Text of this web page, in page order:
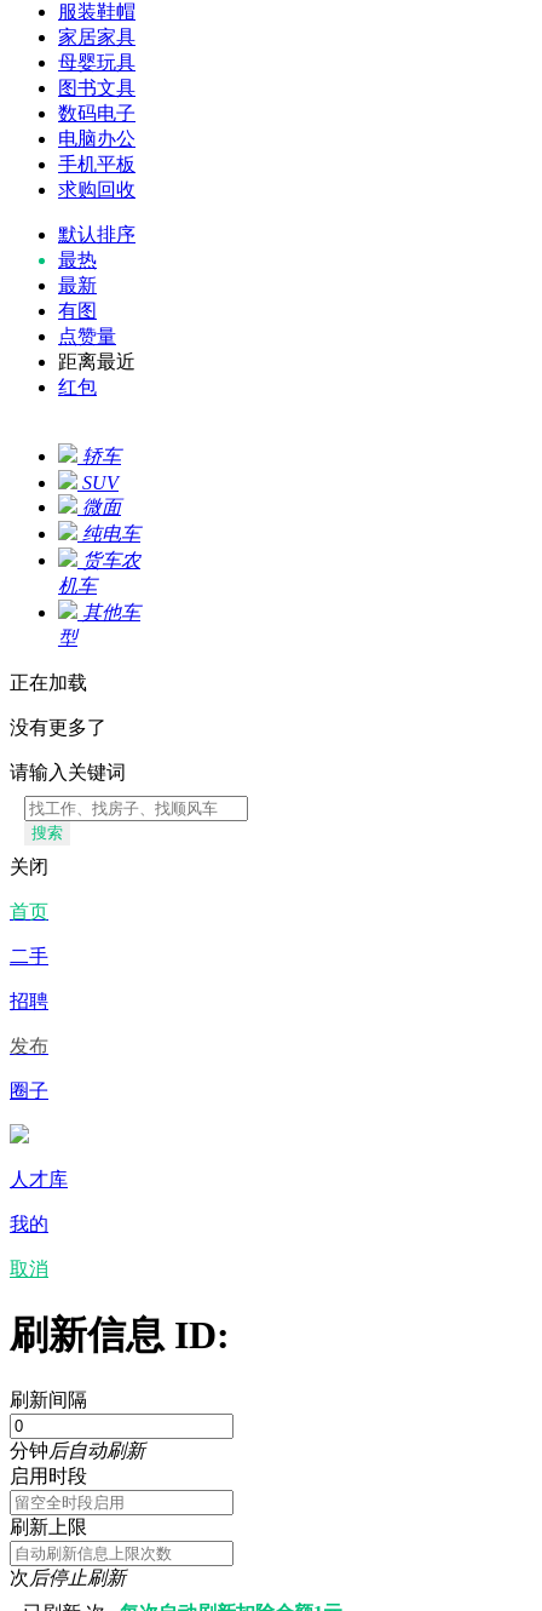
服装鞋帽
家居家具
母婴玩具
图书文具
数码电子
电脑办公
手机平板
求购回收
默认排序
最热
最新
有图
点赞量
距离最近
红包
轿车
SUV
微面
纯电车
货车农
机车
其他车
型
正在加载
没有更多了
请输入关键词
搜索
关闭
首页
二手
招聘
发布
圈子
人才库
我的
取消
刷新信息 ID:
刷新间隔
分钟后自动刷新
启用时段
刷新上限
次后停止刷新